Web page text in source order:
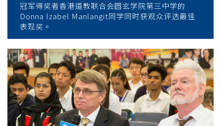
冠军得奖者香港道教联合会圆玄学院第三中学的
Donna Izabel Manlangit同学同时获观众评选最佳
表现奖。